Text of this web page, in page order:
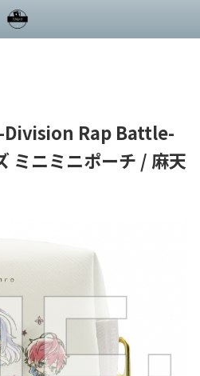
-Division Rap Battle-
ミニミニポーチ / 麻天